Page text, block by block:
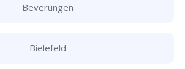
Beverungen
Bielefeld